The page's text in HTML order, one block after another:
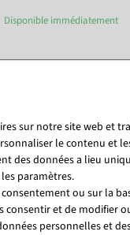
Disponible immédiatement
€ 11,84 €
sur notre site web et
le contenu et
des données a lieu
paramètres.
ou sur la
et de modifier
personnelles et